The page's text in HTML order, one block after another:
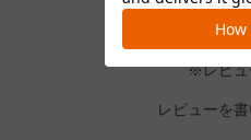
※レビュ
レビューを